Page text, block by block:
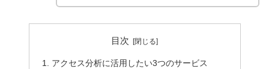
目次
アクセス分析に活用したい3つのサービス